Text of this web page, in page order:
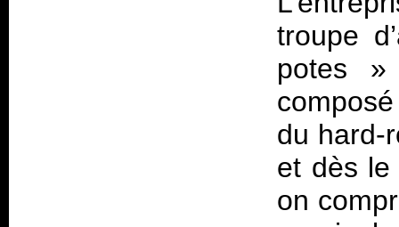
troupe
potes
du hard-
et dès le
on